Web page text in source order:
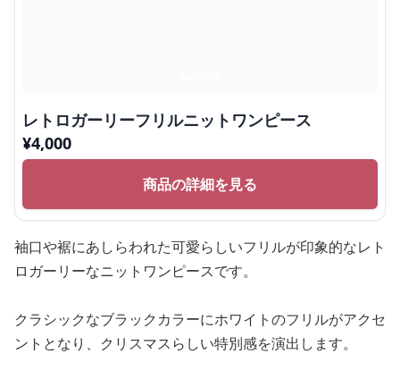
レトロガーリーフリルニットワンピース
¥4,000
商品の詳細を見る
袖口や裾にあしらわれた可愛らしいフリルが印象的なレト
ロガーリーなニットワンピースです。
クラシックなブラックカラーにホワイトのフリルがアクセ
ントとなり、クリスマスらしい特別感を演出します。